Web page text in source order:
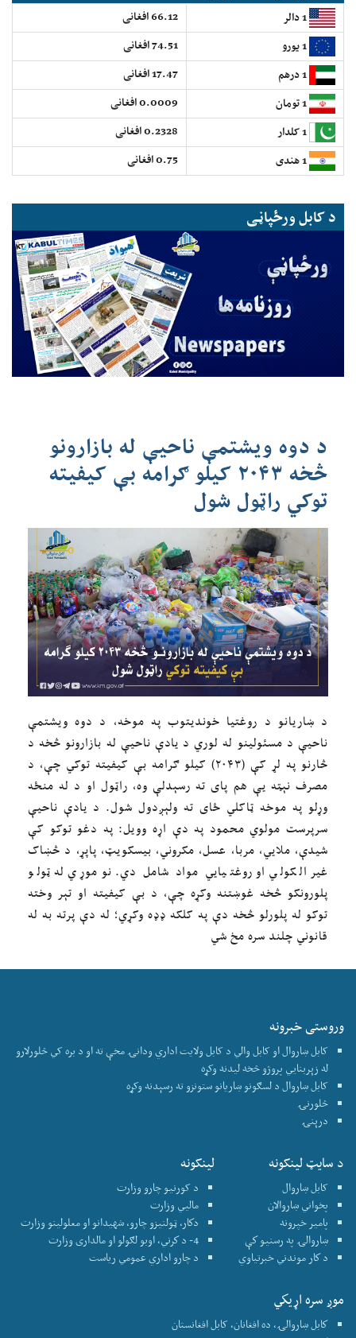
66.12 افغانی
74.51 افغانی
17.47 افغانی
0.0009 افغانی
0.2328 افغانی
0.75 افغانی
د کابل ورځپاڼی
د دوه ویشتمې ناحیې له بازارونو
څخه ۲۰۴۳ کیلو ګرامه بې کیفیته
توکي راټول شول
د ښاریانو د روغتیا خوندیتوب په موخه، د دوه ویشتمې
ناحیې د مسئولینو له لوري د یادې ناحیې له بازارونو څخه د
څارنو په لړ کې (۲۰۴۳) کیلو ګرامه بې کیفیته توکي چې، د
مصرف نېټه یې هم پای ته رسېدلې وه، راټول او د له منځه
وړلو په موخه ټاکلي ځای ته ولېږدول شول. د یادې ناحیې
سرپرست مولوي محمود په دې اړه وویل: په دغو توکو کې
شیدې، ملايي، مربا، عسل، مکروني، بیسکویټ، پاپړ، د څښاک
غیر الکولي او روغتیايي مواد شامل دي. نوموړي له ټولو
پلورونکو څخه غوښتنه وکړه چې، د بې کیفیته او تېر وخته
توکو له پلورلو څخه دې په کلکه ډډه وکړي؛ له دې پرته به له
قانوني چلند سره مخ شي
وروستی خبرونه
کابل ښاروال او کابل والي د کابل ولایت اداري ودانۍ مخې ته او د بره کي څلورلارو
له زېربنايي پروژو څخه لیدنه وکړه
کابل ښاروال د لسګونو ښاریانو ستونزو ته رسېدنه وکړه
څلورنۍ
درېنۍ
د سایټ لینکونه
کابل ښاروال
پخواني ښاروالان
پامير خپرونه
ښاروالۍ په رسنيو كې
د كار موندني خبرتياوي
لینکونه
د کورنیو چارو وزارت
ماليي وزارت
دكار، ټولنيزو چارو، شهيدانو او معلولينو وزارت
4- د كرني، اوبو لګولو او مالداری وزارت
د چارو اداري عمومي رياست
موږ سره اړيكي
كابل ښاروالۍ، ده افغانان، کابل افغانستان